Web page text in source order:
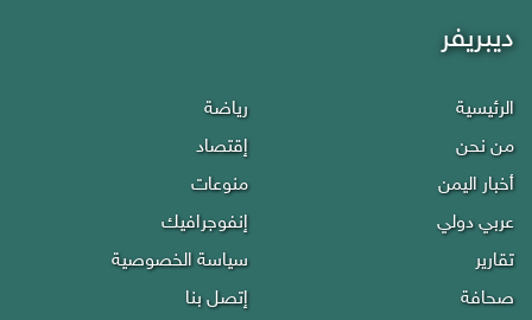
ديبريفر
الرئيسية
من نحن
أخبار اليمن
عربي دولي
تقارير
صحافة
رياضة
إقتصاد
منوعات
إنفوجرافيك
سياسة الخصوصية
إتصل بنا